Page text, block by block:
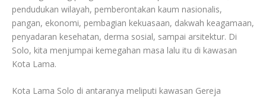
pendudukan wilayah, pemberontakan kaum nasionalis,
pangan, ekonomi, pembagian kekuasaan, dakwah keagamaan,
penyadaran kesehatan, derma sosial, sampai arsitektur. Di
Solo, kita menjumpai kemegahan masa lalu itu di kawasan
Kota Lama.
Kota Lama Solo di antaranya meliputi kawasan Gereja